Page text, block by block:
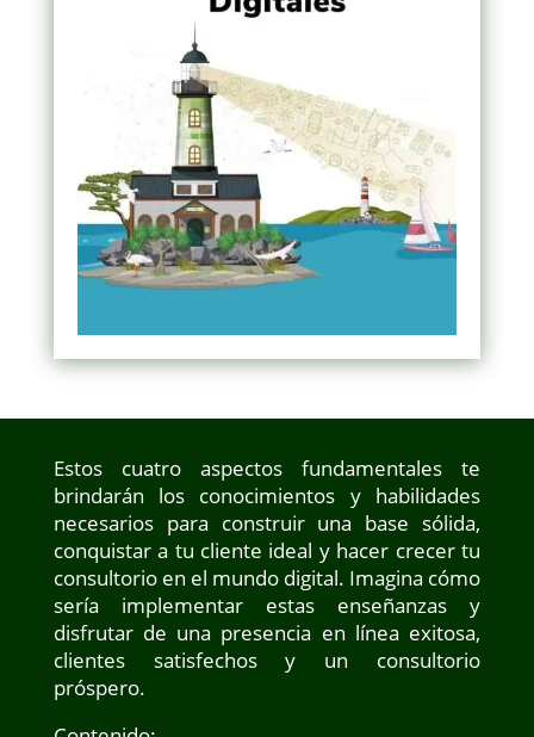
Estos cuatro aspectos fundamentales te
brindarán los conocimientos y habilidades
necesarios para construir una base sólida,
conquistar a tu cliente ideal y hacer crecer tu
consultorio en el mundo digital. Imagina cómo
sería implementar estas enseñanzas y
disfrutar de una presencia en línea exitosa,
clientes satisfechos y un consultorio
próspero.